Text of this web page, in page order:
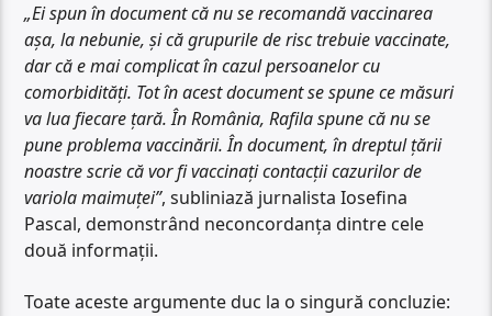
„Ei spun în document că nu se recomandă vaccinarea
așa, la nebunie, și că grupurile de risc trebuie vaccinate,
dar că e mai complicat în cazul persoanelor cu
comorbidități. Tot în acest document se spune ce măsuri
va lua fiecare țară. În România, Rafila spune că nu se
pune problema vaccinării. În document, în dreptul țării
noastre scrie că vor fi vaccinați contacții cazurilor de
variola maimuței”, subliniază jurnalista Iosefina
Pascal, demonstrând neconcordanța dintre cele
două informații.
Toate aceste argumente duc la o singură concluzie: